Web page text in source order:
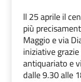
ll 25 aprile il
più
Maggio e via
iniziative
antiquariato e
dalle 9.30 alle